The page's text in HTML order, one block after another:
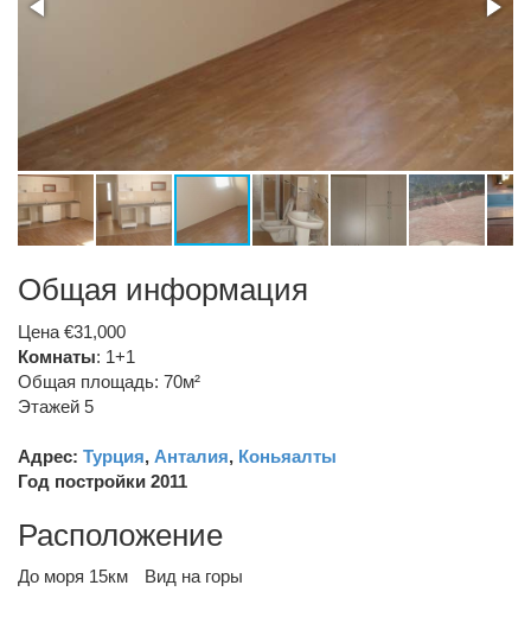
Общая информация
Цена €31,000
Комнаты: 1+1
Общая площадь: 70м²
Этажей 5
Адрес: Турция, Анталия, Коньяалты
Год постройки 2011
Расположение
До моря 15км Вид на горы